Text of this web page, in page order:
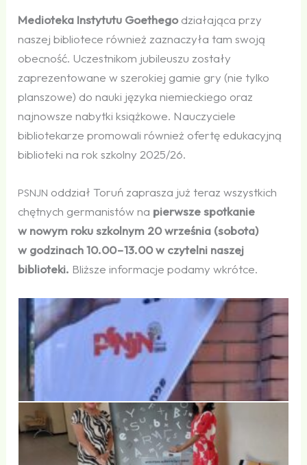
Medioteka Instytutu Goethegodziałająca przy
naszej bibliotece również zaznaczyła tam swoją
obecność. Uczestnikom jubileuszu zostały
zaprezentowane w szerokiej gamie gry (nie tylko
planszowe) do nauki języka niemieckiego oraz
najnowsze nabytki książkowe. Nauczyciele
bibliotekarze promowali również ofertę edukacyjną
biblioteki na rok szkolny 2025/26.
PSNJN oddział Toruń zaprasza już teraz wszystkich
chętnych germanistów na pierwsze spotkanie
w nowym roku szkolnym 20 września (sobota)
w godzinach 10.00 – 13.00 w czytelni naszej
biblioteki. Bliższe informacje podamy wkrótce.